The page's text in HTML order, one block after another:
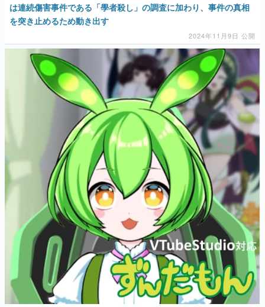
は連続傷害事件である「學者殺し」の調査に加わり、事件の真相
を突き止めるため動き出す
2024年11月9日 公開